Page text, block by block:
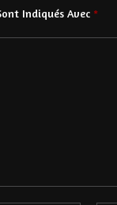
Indiqués Avec *